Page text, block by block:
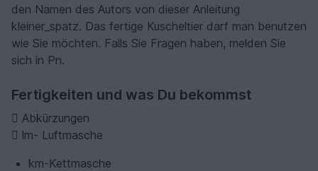
den Namen des Autors von dieser Anleitung
kleiner_spatz. Das fertige Kuscheltier darf man benutzen
wie Sie möchten. Falls Sie Fragen haben, melden Sie
sich in Pn.
Fertigkeiten und was Du bekommst
 Abkürzungen
 lm- Luftmasche
km-Kettmasche